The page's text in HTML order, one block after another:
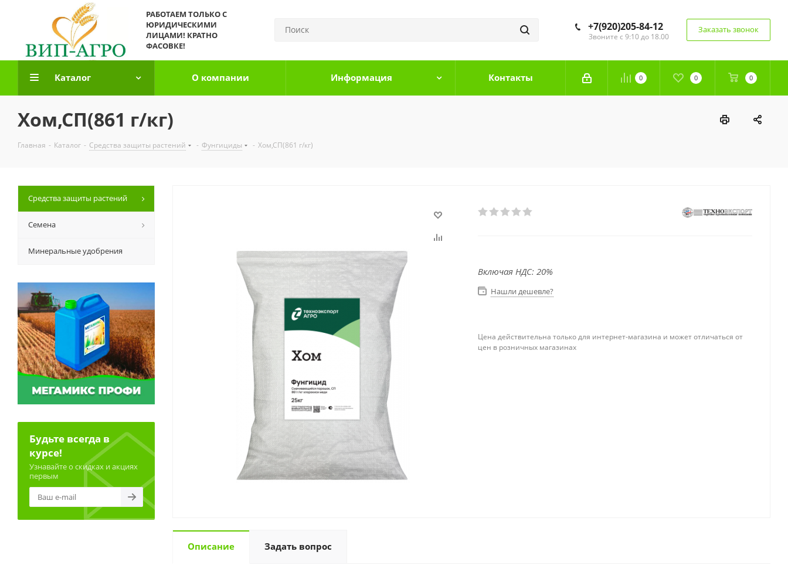
РАБОТАЕМ ТОЛЬКО С
ЮРИДИЧЕСКИМИ
ЛИЦАМИ! КРАТНО
ФАСОВКЕ!
+7(920)205-84-12
Звоните с 9:10 до 18.00
Заказать звонок
0 0 0
Каталог О компании Информация Контакты
Хом,СП(861 г/кг)
Главная - Каталог - Средства защиты растений - Фунгициды - Хом,СП(861 г/кг)
Включая НДС: 20%
Нашли дешевле?
Цена действительна только для интернет-магазина и может отличаться от
цен в розничных магазинах
Описание Задать вопрос
Средства защиты растений
Семена
Минеральные удобрения
Будьте всегда в
курсе!
Узнавайте о скидках и акциях
первым